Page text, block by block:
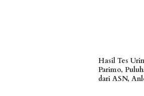
Hasil Tes
Parimo,
dari ASN,